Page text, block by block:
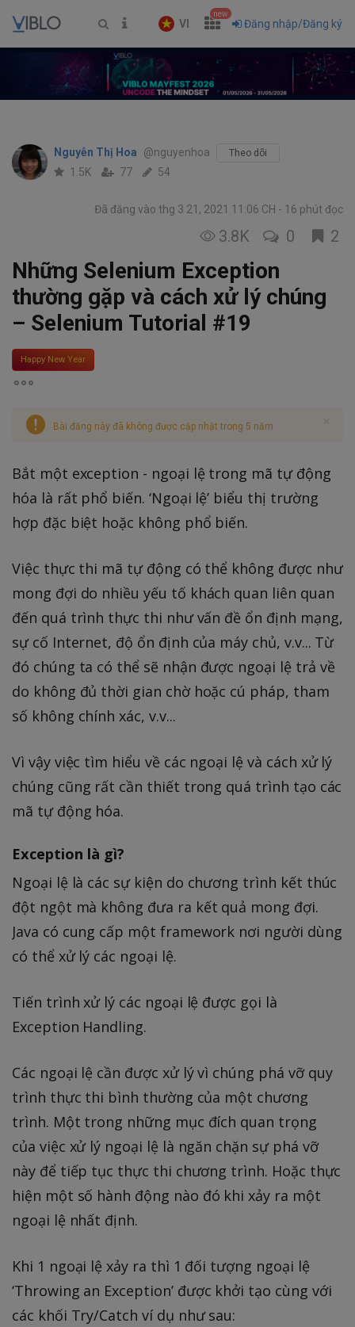
VI
new
Đăng nhập/Đăng ký
Nguyễn Thị Hoa @nguyenhoa Theo dõi
1.5K 77 54
Đã đăng vào thg 3 21, 2021 11:06 CH 16 phút đọc
3.8K 0 2
Những Selenium Exception
thường gặp và cách xử lý chúng
– Selenium Tutorial #19
Happy New Year
Bài đăng này đã không được cập nhật trong 5 năm
Bắt một exception - ngoại lệ trong mã tự động
hóa là rất phổ biến. ‘Ngoại lệ’ biểu thị trường
hợp đặc biệt hoặc không phổ biến.
Việc thực thi mã tự động có thể không được như
mong đợi do nhiều yếu tố khách quan liên quan
đến quá trình thực thi như vấn đề ổn định mạng,
sự cố Internet, độ ổn định của máy chủ, v.v... Từ
đó chúng ta có thể sẽ nhận được ngoại lệ trả về
do không đủ thời gian chờ hoặc cú pháp, tham
số không chính xác, v.v...
Vì vậy việc tìm hiểu về các ngoại lệ và cách xử lý
chúng cũng rất cần thiết trong quá trình tạo các
mã tự động hóa.
Exception là gì?
Ngoại lệ là các sự kiện do chương trình kết thúc
đột ngột mà không đưa ra kết quả mong đợi.
Java có cung cấp một framework nơi người dùng
có thể xử lý các ngoại lệ.
Tiến trình xử lý các ngoại lệ được gọi là
Exception Handling.
Các ngoại lệ cần được xử lý vì chúng phá vỡ quy
trình thực thi bình thường của một chương
trình. Một trong những mục đích quan trọng
của việc xử lý ngoại lệ là ngăn chặn sự phá vỡ
này để tiếp tục thực thi chương trình. Hoặc thực
hiện một số hành động nào đó khi xảy ra một
ngoại lệ nhất định.
Khi 1 ngoại lệ xảy ra thì 1 đối tượng ngoại lệ
‘Throwing an Exception’ được khởi tạo cùng với
các khối Try/Catch ví dụ như sau: